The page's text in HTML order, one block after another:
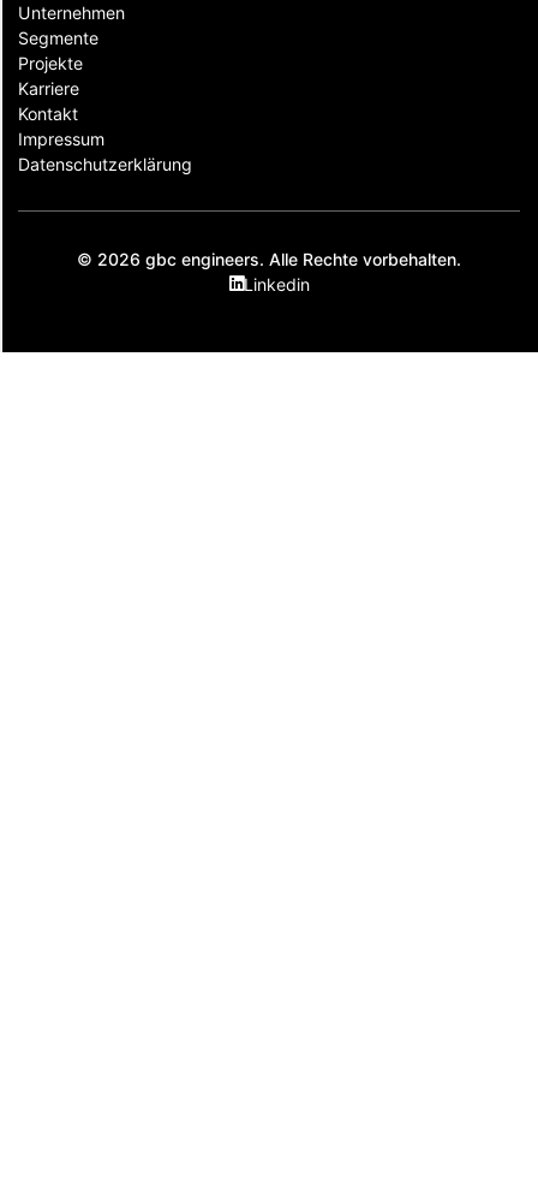
Unternehmen
Segmente
Projekte
Karriere
Kontakt
Impressum
Datenschutzerklärung
© 2026 gbc engineers. Alle Rechte vorbehalten.
Linkedin